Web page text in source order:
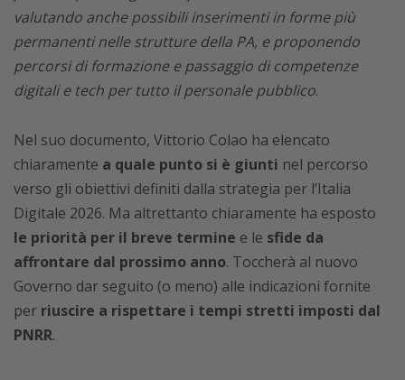
valutando anche possibili inserimenti in forme più
permanenti nelle strutture della PA, e proponendo
percorsi di formazione e passaggio di competenze
digitali e tech per tutto il personale pubblico.
Nel suo documento, Vittorio Colao ha elencato
chiaramente a quale punto si è giunti nel percorso
verso gli obiettivi definiti dalla strategia per l’Italia
Digitale 2026. Ma altrettanto chiaramente ha esposto
le priorità per il breve termine e le sfide da
affrontare dal prossimo anno. Toccherà al nuovo
Governo dar seguito (o meno) alle indicazioni fornite
per riuscire a rispettare i tempi stretti imposti dal
PNRR.